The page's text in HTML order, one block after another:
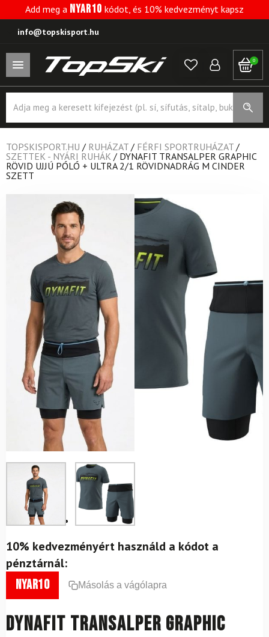
Add meg a NYAR10 kódot, és 10% kedvezményt kapsz
info@topskisport.hu
0
search
TOPSKISPORT.HU / RUHÁZAT / FÉRFI SPORTRUHÁZAT /
SZETTEK - NYÁRI RUHÁK / DYNAFIT TRANSALPER GRAPHIC
RÖVID UJJÚ PÓLÓ + ULTRA 2/1 RÖVIDNADRÁG M CINDER
SZETT
10% kedvezményért használd a kódot a
pénztárnál:
nyar10 Másolás a vágólapra
DYNAFIT Transalper Graphic